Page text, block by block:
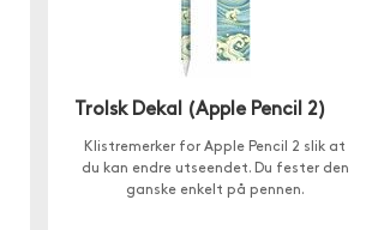
Trolsk Dekal (Apple Pencil 2)
Klistremerker for Apple Pencil 2 slik at
du kan endre utseendet. Du fester den
ganske enkelt på pennen.